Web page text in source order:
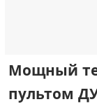
Мощный
пультом